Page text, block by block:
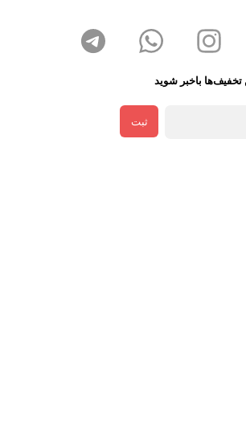
تخفیف‌ها با‌خبر شوید
ثبت